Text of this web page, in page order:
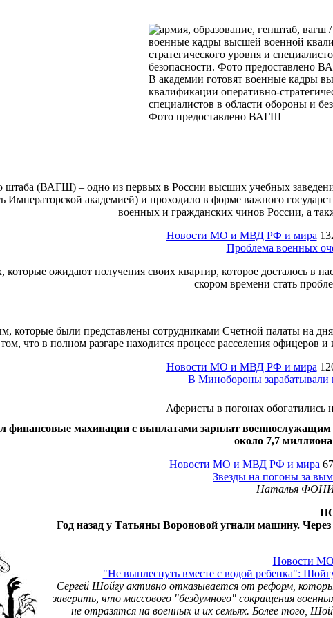
В академии готовят военные кадры
квалификации оперативно-
специалистов в области обороны и
Фото предоставлено ВАГШ
штаба (ВАГШ) – одно из первых в России высших учебных
Императорской академией) и проходило в форме важного
военных и гражданских чинов России, а
Новости МО и МВД РФ и мира
Проблема военных
которые ожидают получения своих квартир, которое досталось
скором времени стать
которые были представлены сотрудниками Счетной палаты на
что в полном разгаре находится процесс расселения
Новости МО и МВД РФ и мира
В Минобороны зарабатывали
Аферисты в погонах обогатились
финансовые махинации с выплатами зарплат
около 7,7
Новости МО и МВД РФ и мира
Звезды на погоны за
Наталья
Год назад у Татьяны Вороновой угнали машину.
Новости
"Не выплеснуть вместе с водой ребенка":
Сергей Шойгу активно отказывается от реформ,
заверить, что массового "бездумного" сокращения
не отразятся на военных и их семьях. Более того,